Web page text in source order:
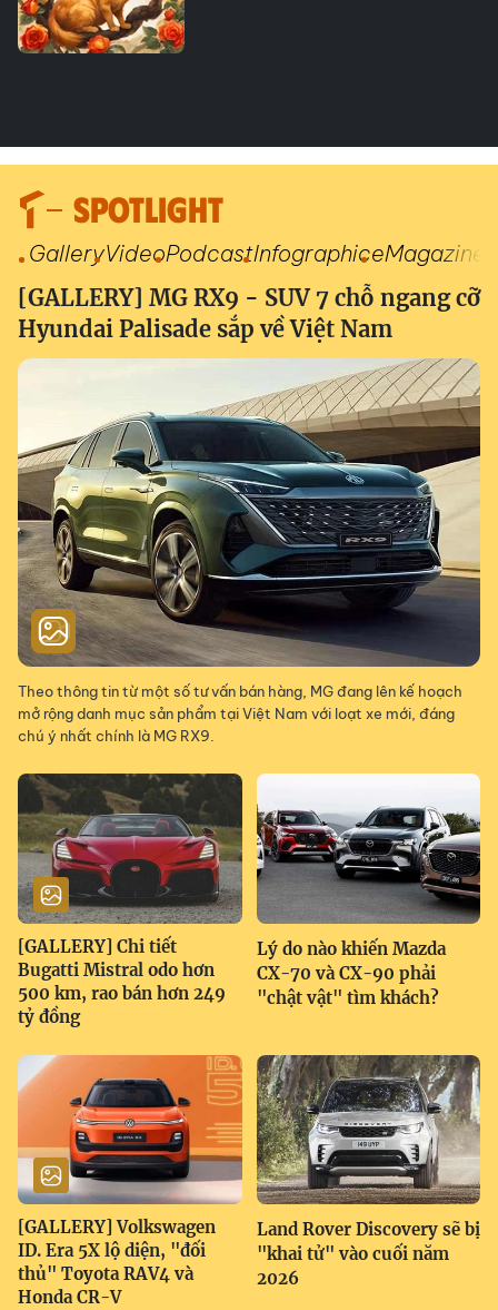
SPOTLIGHT
GalleryVideoPodcastInfographiceMagazine
[GALLERY] MG RX9 - SUV 7 chỗ ngang cỡ
Hyundai Palisade sắp về Việt Nam
Theo thông tin từ một số tư vấn bán hàng, MG đang lên kế hoạch
mở rộng danh mục sản phẩm tại Việt Nam với loạt xe mới, đáng
chú ý nhất chính là MG RX9.
[GALLERY] Chi tiết
Bugatti Mistral odo hơn
500 km, rao bán hơn 249
tỷ đồng
Lý do nào khiến Mazda
CX-70 và CX-90 phải
"chật vật" tìm khách?
[GALLERY] Volkswagen
ID. Era 5X lộ diện, "đối
thủ" Toyota RAV4 và
Honda CR-V
Land Rover Discovery sẽ bị
"khai tử" vào cuối năm
2026